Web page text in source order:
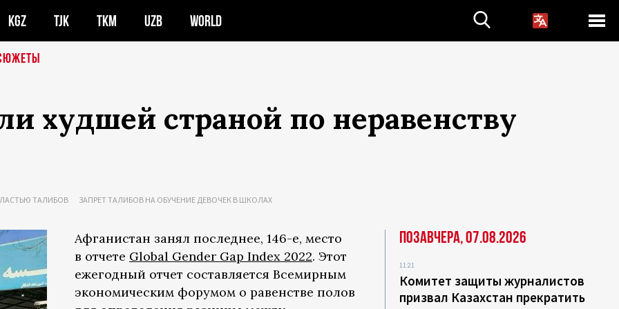
KGZ TJK TKM UZB WORLD
худшей страной по неравенству
ТАЛИБОВ ЗАПРЕТ ТАЛИБОВ НА ОБУЧЕНИЕ ДЕВОЧЕК В ШКОЛАХ
Афганистан занял последнее, 146-е, место
в отчете Global Gender Gap Index 2022. Этот
ежегодный отчет составляется Всемирным
экономическим форумом о равенстве полов
Позавчера, 07.08.2026
11:21
Комитет защиты журналистов
призвал Казахстан прекратить